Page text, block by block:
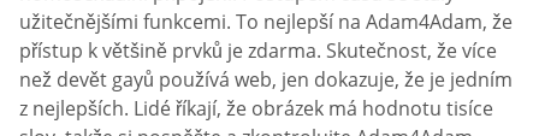
užitečnějšími funkcemi. To nejlepší na Adam4Adam, že
přístup k většině prvků je zdarma. Skutečnost, že více
než devět gayů používá web, jen dokazuje, že je jedním
z nejlepších. Lidé říkají, že obrázek má hodnotu tisíce